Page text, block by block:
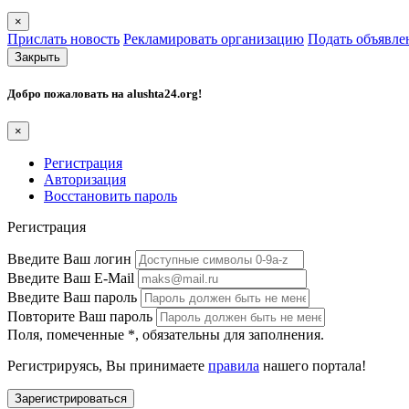
×
Прислать новость Рекламировать организацию Подать
Закрыть
Добро пожаловать на alushta24.org!
×
Регистрация
Авторизация
Восстановить пароль
Регистрация
Введите Ваш логин
Введите Ваш E-Mail
Введите Ваш пароль
Повторите Ваш пароль
Поля, помеченные *, обязательны для заполнения.
Регистрируясь, Вы принимаете правила нашего портала!